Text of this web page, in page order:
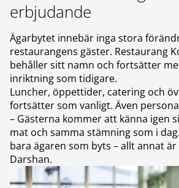
erbjudande
Ägarbytet innebär inga stora
restaurangens gäster. Restaurang
behåller sitt namn och fortsätter
inriktning som tidigare.
Luncher, öppettider, catering och
fortsätter som vanligt. Även
– Gästerna kommer att känna igen
mat och samma stämning som i
bara ägaren som byts – allt annat
Darshan.